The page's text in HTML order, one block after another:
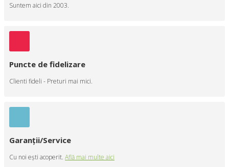
Suntem aici din 2003.
Puncte de fidelizare
Clienti fideli - Preturi mai mici.
Garanţii/Service
Cu noi eşti acoperit. Află mai multe aici